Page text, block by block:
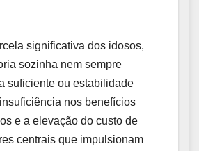
significativa dos idosos,
sozinha nem sempre
suficiente ou estabilidade
nos benefícios
e a elevação do custo de
centrais que impulsionam